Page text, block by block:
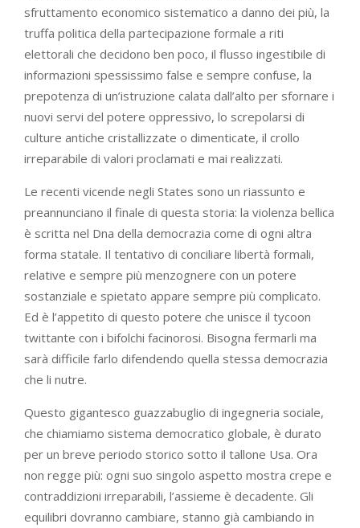
sfruttamento economico sistematico a danno dei più, la
truffa politica della partecipazione formale a riti
elettorali che decidono ben poco, il flusso ingestibile di
informazioni spessissimo false e sempre confuse, la
prepotenza di un’istruzione calata dall’alto per sfornare i
nuovi servi del potere oppressivo, lo screpolarsi di
culture antiche cristallizzate o dimenticate, il crollo
irreparabile di valori proclamati e mai realizzati.
Le recenti vicende negli States sono un riassunto e
preannunciano il finale di questa storia: la violenza bellica
è scritta nel Dna della democrazia come di ogni altra
forma statale. Il tentativo di conciliare libertà formali,
relative e sempre più menzognere con un potere
sostanziale e spietato appare sempre più complicato.
Ed è l’appetito di questo potere che unisce il tycoon
twittante con i bifolchi facinorosi. Bisogna fermarli ma
sarà difficile farlo difendendo quella stessa democrazia
che li nutre.
Questo gigantesco guazzabuglio di ingegneria sociale,
che chiamiamo sistema democratico globale, è durato
per un breve periodo storico sotto il tallone Usa. Ora
non regge più: ogni suo singolo aspetto mostra crepe e
contraddizioni irreparabili, l’assieme è decadente. Gli
equilibri dovranno cambiare, stanno già cambiando in